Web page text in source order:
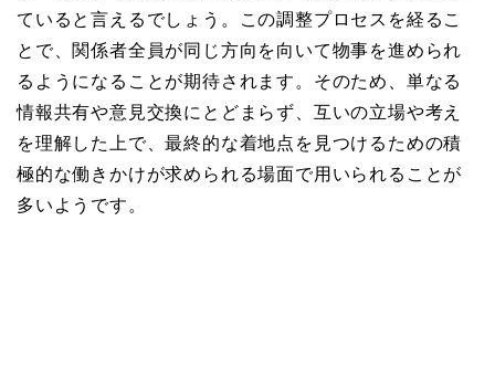
ていると言えるでしょう。この調整プロセスを経るこ
とで、関係者全員が同じ方向を向いて物事を進められ
るようになることが期待されます。そのため、単なる
情報共有や意見交換にとどまらず、互いの立場や考え
を理解した上で、最終的な着地点を見つけるための積
極的な働きかけが求められる場面で用いられることが
多いようです。